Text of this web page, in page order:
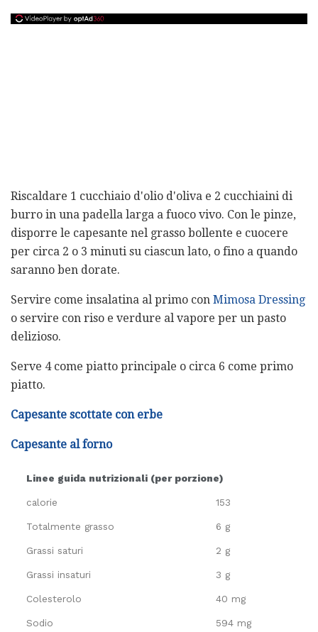
Riscaldare 1 cucchiaio d'olio d'oliva e 2 cucchiaini di
burro in una padella larga a fuoco vivo. Con le pinze,
disporre le capesante nel grasso bollente e cuocere
per circa 2 o 3 minuti su ciascun lato, o fino a quando
saranno ben dorate.
Servire come insalatina al primo con Mimosa Dressing
o servire con riso e verdure al vapore per un pasto
delizioso.
Serve 4 come piatto principale o circa 6 come primo
piatto.
Capesante scottate con erbe
Capesante al forno
Linee guida nutrizionali (per porzione)
calorie 153
Totalmente grasso 6 g
Grassi saturi 2 g
Grassi insaturi 3 g
Colesterolo 40 mg
Sodio 594 mg